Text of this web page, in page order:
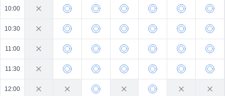
10:00
10:30
11:00
11:30
12:00